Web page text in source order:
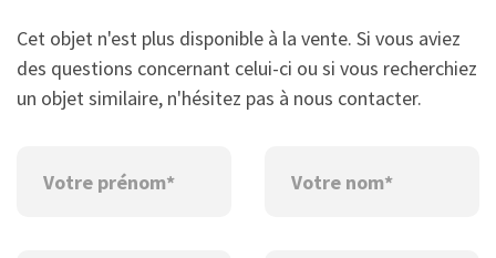
Cet objet n'est plus disponible à la vente. Si vous aviez
des questions concernant celui-ci ou si vous recherchiez
un objet similaire, n'hésitez pas à nous contacter.